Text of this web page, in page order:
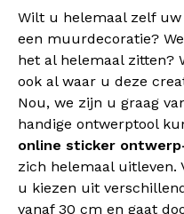
Wilt u helemaal zelf
een muurdecoratie?
het al helemaal zitten?
ook al waar u deze
Nou, we zijn u graag
handige ontwerptool
online sticker
zich helemaal uitleven.
u kiezen uit
vanaf 30 cm en gaat